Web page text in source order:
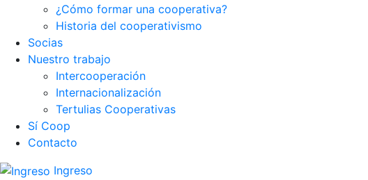
¿Cómo formar una cooperativa?
Historia del cooperativismo
Socias
Nuestro trabajo
Intercooperación
Internacionalización
Tertulias Cooperativas
Sí Coop
Contacto
Ingreso